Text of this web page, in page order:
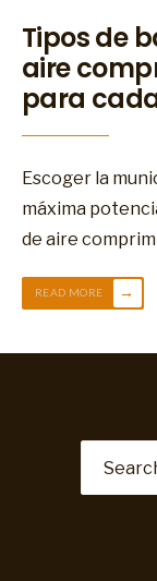
Tipos de
aire
para
Escoger la
máxima
de aire
READ MORE →